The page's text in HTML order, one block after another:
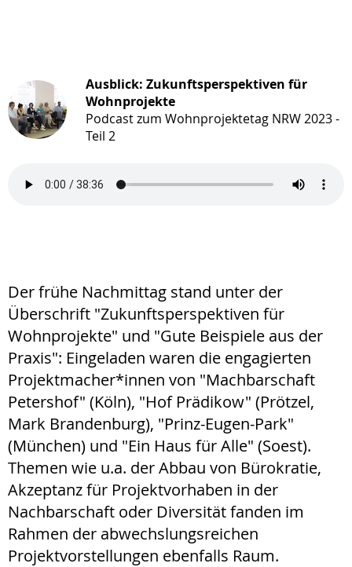
Ausblick: Zukunftsperspektiven für
Wohnprojekte
Podcast zum Wohnprojektetag NRW 2023 -
Teil 2
Der frühe Nachmittag stand unter der
Überschrift "Zukunftsperspektiven für
Wohnprojekte" und "Gute Beispiele aus der
Praxis": Eingeladen waren die engagierten
Projektmacher*innen von "Machbarschaft
Petershof" (Köln), "Hof Prädikow" (Prötzel,
Mark Brandenburg), "Prinz-Eugen-Park"
(München) und "Ein Haus für Alle" (Soest).
Themen wie u.a. der Abbau von Bürokratie,
Akzeptanz für Projektvorhaben in der
Nachbarschaft oder Diversität fanden im
Rahmen der abwechslungsreichen
Projektvorstellungen ebenfalls Raum.